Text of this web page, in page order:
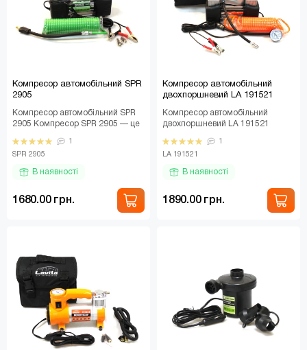
Компресор автомобільний SPR
2905
Компресор автомобільний SPR
2905 Компресор SPR 2905 — це
автомобільний пристрій..
1
SPR 2905
В наявності
1680.00 грн.
Компресор автомобільний
двохпоршневий LA 191521
Компресор автомобільний
двохпоршневий LA 191521
191521 — це потужний двох..
1
LA 191521
В наявності
1890.00 грн.